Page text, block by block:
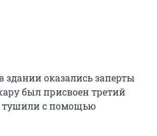
оказались заперты
был присвоен третий
тушили с помощью